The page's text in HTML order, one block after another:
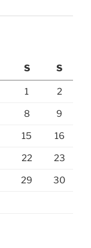
S S
1 2
8 9
15 16
22 23
29 30